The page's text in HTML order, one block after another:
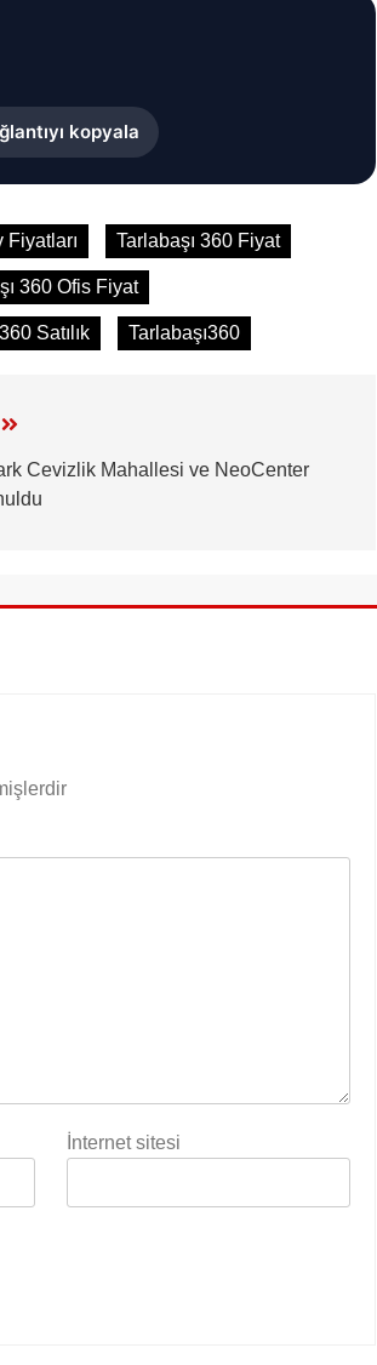
kopyala
Fiyatları Tarlabaşı 360 Fiyat
360 Ofis Fiyat
Satılık Tarlabaşı360
Cevizlik Mahallesi ve NeoCenter
İnternet sitesi